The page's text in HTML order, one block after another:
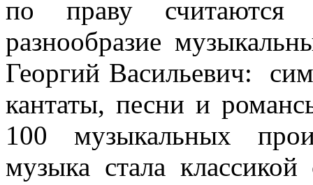
по праву считаются
разнообразие
Георгий Васильевич:
кантаты, песни и
100 музыкальных
музыка стала классикой